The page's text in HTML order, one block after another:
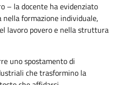
– la docente ha evidenziato
formazione individuale,
lavoro povero e nella struttura
uno spostamento di
che trasformino la